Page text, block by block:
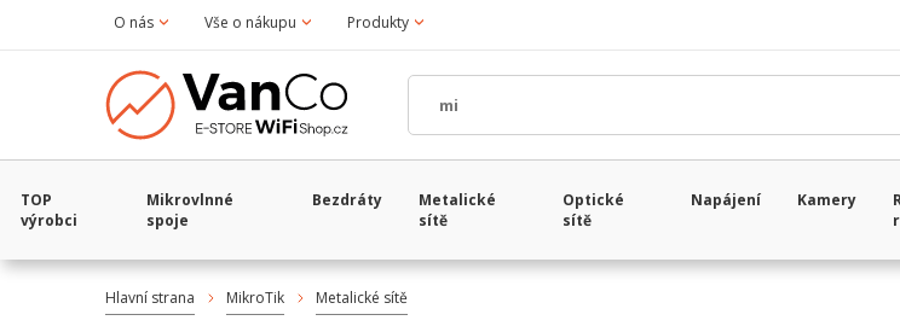
O nás Vše o nákupu Produkty
TOP
výrobci
Mikrovlnné
spoje
Bezdráty
Metalické
sítě
Optické
sítě
Napájení Kamery
Hlavní strana MikroTik Metalické sítě